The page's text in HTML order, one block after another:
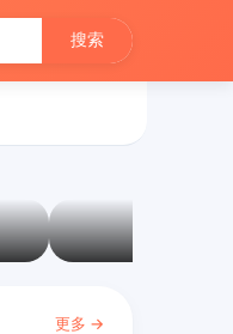
搜索
更多 →